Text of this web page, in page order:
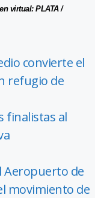
virtual: PLATA /
convierte el
refugio de
finalistas al
Aeropuerto de
movimiento de